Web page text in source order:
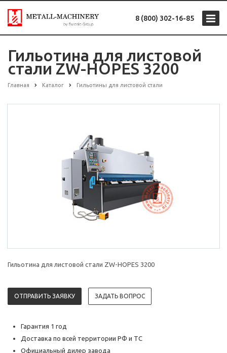
8 (800) 302-16-85
Гильотина для листовой
стали ZW-HOPES 3200
Главная Каталог Гильотины для листовой стали
Гильотина для листовой стали ZW-HOPES 3200
ОТПРАВИТЬ ЗАЯВКУ ЗАДАТЬ ВОПРОС
Гарантия 1 год
Доставка по всей территории РФ и ТС
Официальный дилер завода